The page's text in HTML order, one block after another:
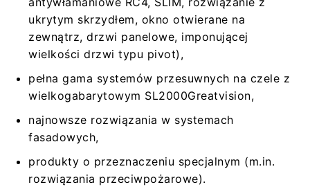
ukrytym skrzydłem, okno otwierane na
zewnątrz, drzwi panelowe, imponującej
wielkości drzwi typu pivot),
pełna gama systemów przesuwnych na czele z
wielkogabarytowym SL2000Greatvision,
najnowsze rozwiązania w systemach
fasadowych,
produkty o przeznaczeniu specjalnym (m.in.
rozwiązania przeciwpożarowe).